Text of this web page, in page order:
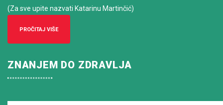
(Za sve upite nazvati Katarinu Martinčić)
PROČITAJ VIŠE
ZNANJEM DO ZDRAVLJA